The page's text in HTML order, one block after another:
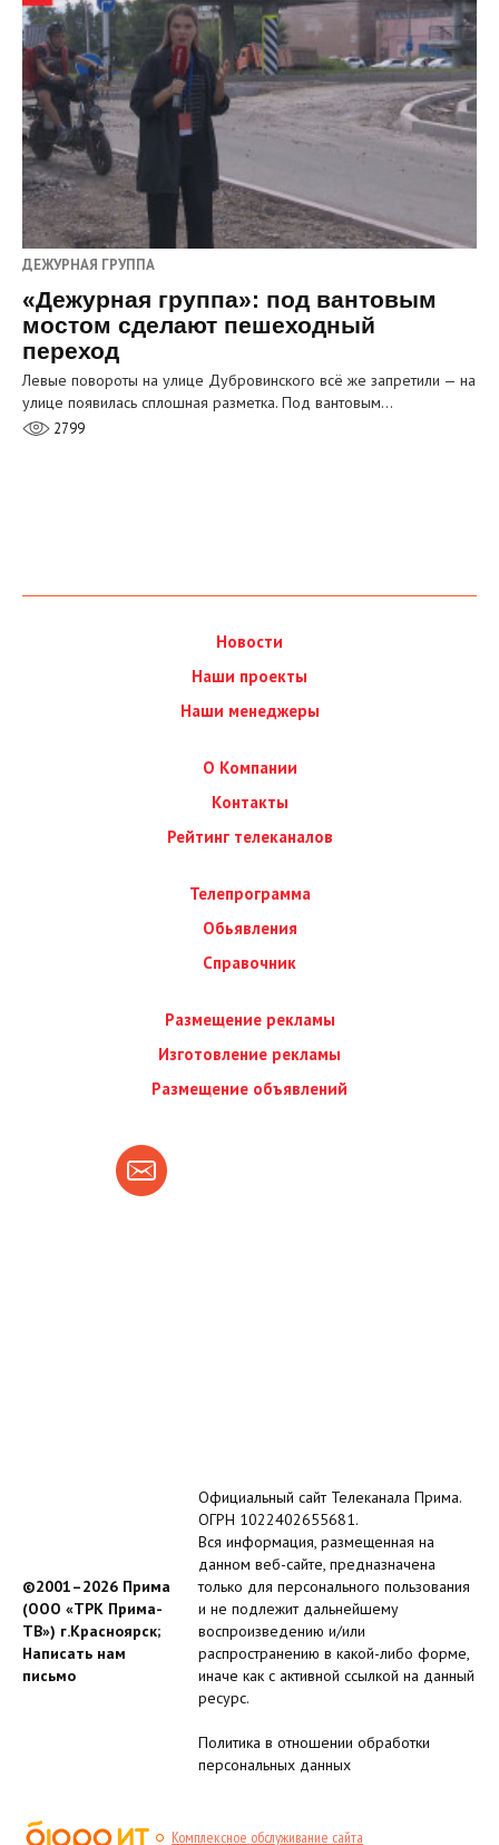
ДЕЖУРНАЯ ГРУППА
«Дежурная группа»: под вантовым
мостом сделают пешеходный
переход
Левые повороты на улице Дубровинского всё же запретили — на
улице появилась сплошная разметка. Под вантовым…
2799
Новости
Наши проекты
Наши менеджеры
О Компании
Контакты
Рейтинг телеканалов
Телепрограмма
Обьявления
Справочник
Размещение рекламы
Изготовление рекламы
Размещение объявлений
©2001–2026 Прима
(ООО «ТРК Прима-
ТВ») г.Красноярск;
Написать нам
письмо
Официальный сайт Телеканала Прима.
ОГРН 1022402655681.
Вся информация, размещенная на
данном веб-сайте, предназначена
только для персонального пользования
и не подлежит дальнейшему
воспроизведению и/или
распространению в какой-либо форме,
иначе как с активной ссылкой на данный
ресурс.
Политика в отношении обработки
персональных данных
Комплексное обслуживание сайта